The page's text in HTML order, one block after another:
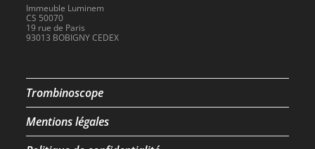
Immeuble Luminem
CS 50070
19 rue de Paris
93013 BOBIGNY CEDEX
Trombinoscope
Mentions légales